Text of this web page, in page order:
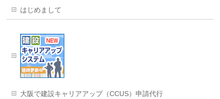
はじめまして
大阪で建設キャリアアップ（CCUS）申請代行